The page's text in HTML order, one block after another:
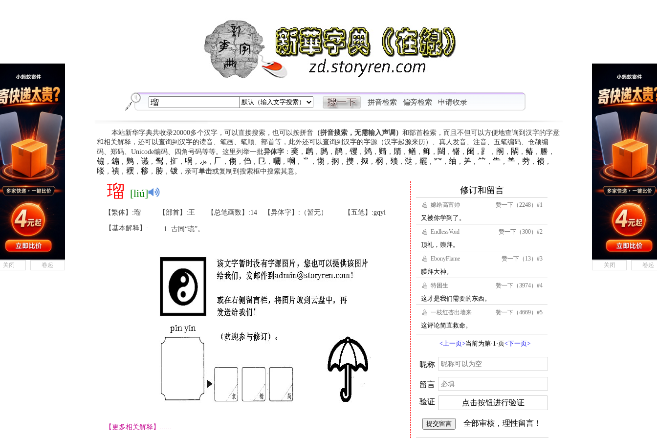
拼音检索 偏旁检索 申请收录
本站新华字典共收录20000多个汉字，可以直接搜索，也可以按拼音（拼音搜索，无需输入声调） 和部首检索，而且不但可以方便地查询到汉字的字意
和相关解释，还可以查询到汉字的读音、笔画、笔顺、部首等，此外还可以查询到汉字的字源（汉字起源来历）、真人发音、注音、五笔编码、仓颉编
码、郑码、Unicode编码、四角号码等等。这里列举一批异体字： 䶮 ， 䴙， 䴘， 䴖， 䦆， 䴔， 䞍， 䝼， 䲡 ， 䲟 ， 䦟 ， 䦃， 䦷 ， ⻊ ， 䦶 ， 䦛 ， 䲠 ， 䲢 ，
䦂 ， 䥇 ， 䴗， 䜩， 䴕， 㧟 ， 㖞 ， ⺗ ， 𠂆 ， 㑳 ， 㑇 ， 㔾 ， 㘚 ， 㘎 ， ⺌ ， 㥮 ， 㧏 ， 㩳， 㧐 ， 㭎 ， 㱮， 㳠 ， 䎱 ， ⺳ ， 䌷 ， ⺶， ⺮ ， ⺧， ⺷， 䓖， 䙌，
䁖， 䙡， 䎬 ， 䅟， 䏝， 䥽，亲可单击或复制到搜索框中搜索其意。
瑠 [liú]
【繁体】:瑠 【部首】:王 【总笔画数】:14 【异体字】:（暂无） 【五笔】:gqyl
【基本解释】: 古同“琉”。
【更多相关解释】......
关闭 卷起 关闭 卷起